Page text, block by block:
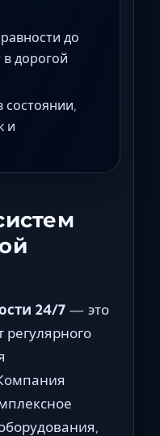
до
в дорогой
состоянии,
и
24/7 — это
регулярного